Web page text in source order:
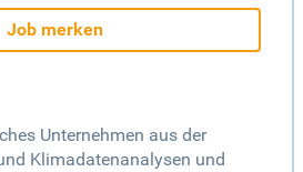
Job merken
Unternehmen aus der
Klimadatenanalysen und